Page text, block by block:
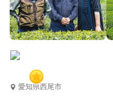
愛知県西尾市